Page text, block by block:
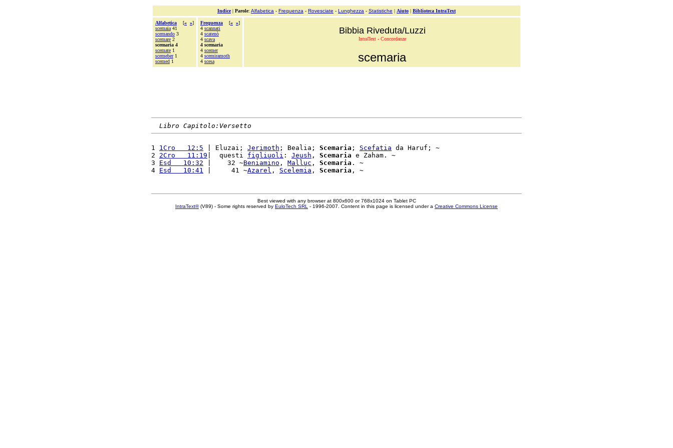
Indice| Parole: Alfabetica - Frequenza - Rovesciate - Lunghezza - Statistiche | Aiuto | Biblioteca IntraText
Alfabetica [« »]
scemaia 41
scemando 3
scemare 2
scemaria 4
scemate 1
scemeber1
scemed 1
Frequenza [« »]
4 scannati
4 scatenò
4 scava
4 scemaria
4 scemer
4 scemiramoth
4 scesa
Bibbia Riveduta/Luzzi
IntraText - Concordanze
scemaria
Libro Capitolo:Versetto
1 1Cro   12:5 | Eluzai; Jerimoth ; Bealia; Scemaria ; Scefatia da Haruf; ~
2 2Cro   11:19 |  questi figliuoli : Jeush , Scemaria e Zaham. ~
3 Esd   10:32 |    32 ~Beniamino , Malluc , Scemaria . ~
4 Esd   10:41 |     41 ~Azarel , Scelemia , Scemaria
Best viewed with any browser at 800x600 or 768x1024 on Tablet PC
IntraText®(V89) - Some rights reserved by EuloTech SRL - 1996-2007. Content in this page is licensed under a Creative Commons License